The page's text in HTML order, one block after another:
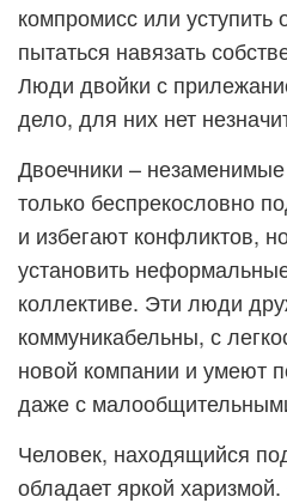
компромисс или уступить
пытаться навязать
Люди двойки с
дело, для них нет
Двоечники –
только беспрекословно
и избегают конфликтов,
установить
коллективе. Эти люди
коммуникабельны, с
новой компании и умеют
даже с
Человек, находящийся
обладает яркой